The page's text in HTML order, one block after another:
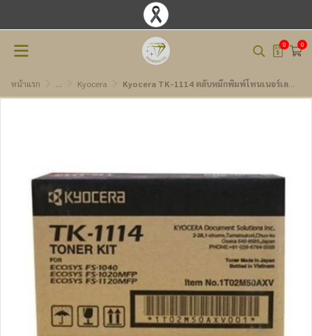
0 0
หน้าแรก ... Kyocera Kyocera TK-1114 ตลับหมึกพิมพ์โทนเนอร์เลเซอร์